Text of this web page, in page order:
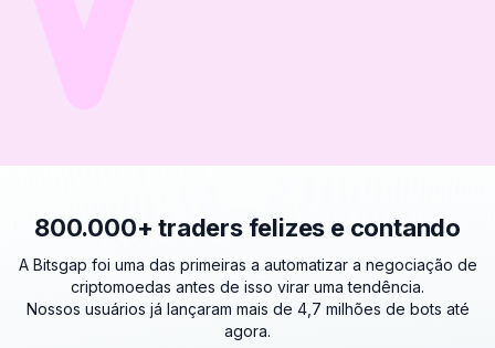
800.000+ traders felizes e contando
A Bitsgap foi uma das primeiras a automatizar a negociação de
criptomoedas antes de isso virar uma tendência.
Nossos usuários já lançaram mais de 4,7 milhões de bots até
agora.